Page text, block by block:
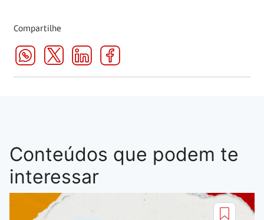
Compartilhe
Conteúdos que podem te
interessar